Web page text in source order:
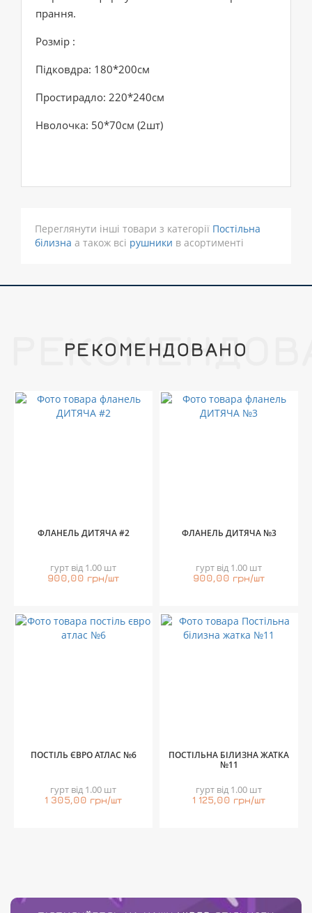
прання.
Розмір :
Підковдра: 180*200см
Простирадло: 220*240см
Нволочка: 50*70см (2шт)
Переглянути інші товари з категорії Постільна
білизна а також всі рушники в асортименті
РЕКОМЕНДОВАНО
ФЛАНЕЛЬ ДИТЯЧА #2
гурт від 1.00 шт
900,00 грн/шт
ФЛАНЕЛЬ ДИТЯЧА №3
гурт від 1.00 шт
900,00 грн/шт
ПОСТІЛЬ ЄВРО АТЛАС №6
гурт від 1.00 шт
1 305,00 грн/шт
ПОСТІЛЬНА БІЛИЗНА ЖАТКА
№11
гурт від 1.00 шт
1 125,00 грн/шт